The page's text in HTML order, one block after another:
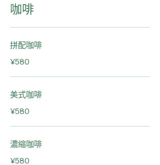
咖啡
拼配咖啡
¥580
美式咖啡
¥580
濃縮咖啡
¥580